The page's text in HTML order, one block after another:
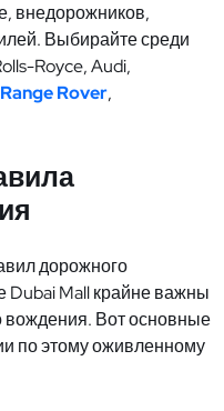
внедорожников,
Выбирайте среди
Royce, Audi,
Range Rover,
дорожного
Mall крайне важны
вождения. Вот основные
по этому оживленному